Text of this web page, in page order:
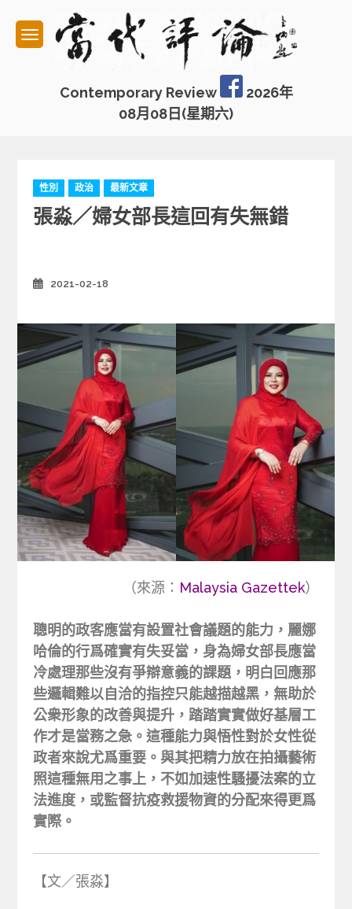
content
Contemporary Review
2026年
08月08日(星期六)
C
a
t
r
s
性別 政治 最新文章
張淼／婦女部長這回有失無錯
2021-02-18
（來源： Malaysia Gazettek）
聰明的政客應當有設置社會議題的能力，麗娜
哈倫的行爲確實有失妥當，身為婦女部長應當
冷處理那些沒有爭辯意義的課題，明白回應那
些邏輯難以自洽的指控只能越描越黑，無助於
公衆形象的改善與提升，踏踏實實做好基層工
作才是當務之急。這種能力與悟性對於女性從
政者來說尤爲重要。與其把精力放在拍攝藝術
照這種無用之事上，不如加速性騷擾法案的立
法進度，或監督抗疫救援物資的分配來得更爲
實際。
【文／張淼】